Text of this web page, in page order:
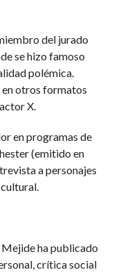
del jurado
se hizo famoso
polémica.
otros formatos
X.
en programas de
(emitido en
a personajes
ha publicado
crítica social